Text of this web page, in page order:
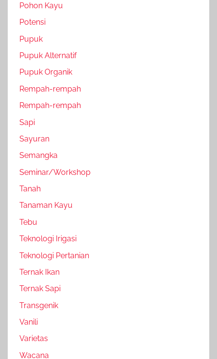
Pohon Kayu
Potensi
Pupuk
Pupuk Alternatif
Pupuk Organik
Rempah-rempah
Rempah-rempah
Sapi
Sayuran
Semangka
Seminar/Workshop
Tanah
Tanaman Kayu
Tebu
Teknologi Irigasi
Teknologi Pertanian
Ternak Ikan
Ternak Sapi
Transgenik
Vanili
Varietas
Wacana